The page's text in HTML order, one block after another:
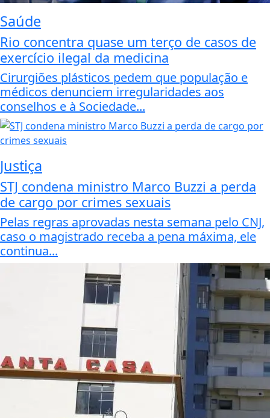
Saúde
Rio concentra quase um terço de casos de
exercício ilegal da medicina
Cirurgiões plásticos pedem que população e
médicos denunciem irregularidades aos
conselhos e à Sociedade...
Justiça
STJ condena ministro Marco Buzzi a perda
de cargo por crimes sexuais
Pelas regras aprovadas nesta semana pelo CNJ,
caso o magistrado receba a pena máxima, ele
continua...